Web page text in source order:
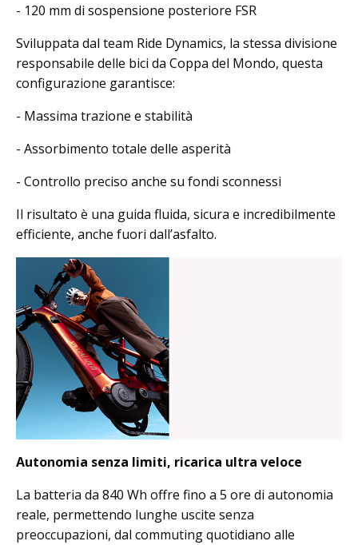
- 120 mm di sospensione posteriore FSR
Sviluppata dal team Ride Dynamics, la stessa divisione
responsabile delle bici da Coppa del Mondo, questa
configurazione garantisce:
- Massima trazione e stabilità
- Assorbimento totale delle asperità
- Controllo preciso anche su fondi sconnessi
Il risultato è una guida fluida, sicura e incredibilmente
efficiente, anche fuori dall’asfalto.
Autonomia senza limiti, ricarica ultra veloce
La batteria da 840 Wh offre fino a 5 ore di autonomia
reale, permettendo lunghe uscite senza
preoccupazioni, dal commuting quotidiano alle